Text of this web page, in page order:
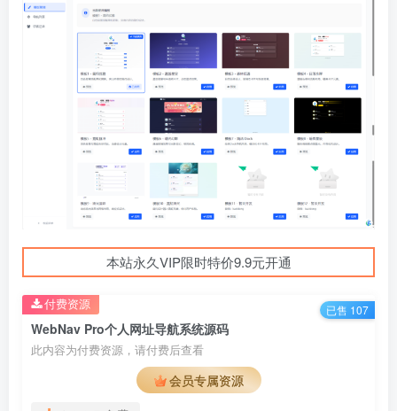
本站永久VIP限时特价9.9元开通
WebNav Pro个人网址导航系统源码
此内容为付费资源，请付费后查看
会员专属资源
付费资源 已售 107